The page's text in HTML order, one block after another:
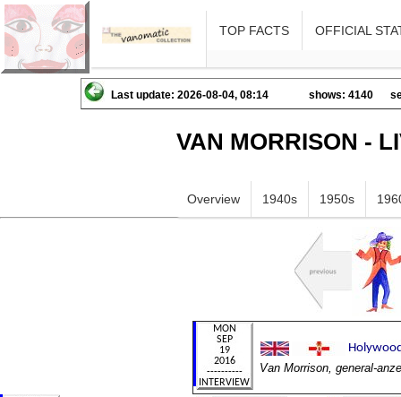
TOP FACTS OFFICIAL
Last update: 2026-08-04, 08:14 shows: 4140
VAN MORRISON -
Overview 1940s 1950s
Van Morrison, general-